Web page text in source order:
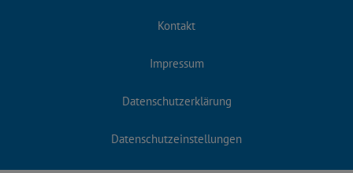
Kontakt
Impressum
Datenschutzerklärung
Datenschutzeinstellungen